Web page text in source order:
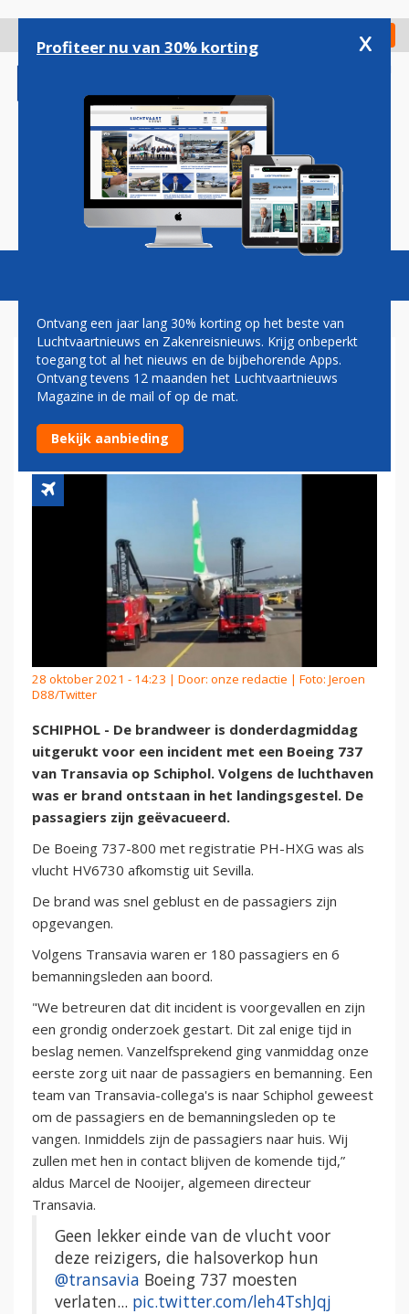
gaan
Check in
Magazine Podcasts Vacatures
BRANDWEER RUKT UIT VOOR
INCIDENT MET TRANSAVIA-
TOESTEL OP SCHIPHOL
28 oktober 2021 - 14:23 | Door: onze redactie | Foto: Jeroen
D88/Twitter
SCHIPHOL - De brandweer is donderdagmiddag
uitgerukt voor een incident met een Boeing 737
van Transavia op Schiphol. Volgens de luchthaven
was er brand ontstaan in het landingsgestel. De
passagiers zijn geëvacueerd.
De Boeing 737-800 met registratie PH-HXG was als
vlucht HV6730 afkomstig uit Sevilla.
De brand was snel geblust en de passagiers zijn
opgevangen.
Volgens Transavia waren er 180 passagiers en 6
bemanningsleden aan boord.
"We betreuren dat dit incident is voorgevallen en zijn
een grondig onderzoek gestart. Dit zal enige tijd in
beslag nemen. Vanzelfsprekend ging vanmiddag onze
eerste zorg uit naar de passagiers en bemanning. Een
team van Transavia-collega's is naar Schiphol geweest
om de passagiers en de bemanningsleden op te
vangen. Inmiddels zijn de passagiers naar huis. Wij
zullen met hen in contact blijven de komende tijd,”
aldus Marcel de Nooijer, algemeen directeur
Transavia.
Geen lekker einde van de vlucht voor
deze reizigers, die halsoverkop hun
@transavia Boeing 737 moesten
verlaten... pic.twitter.com/leh4TshJqj
Profiteer nu van 30% korting x
Ontvang een jaar lang 30% korting op het beste van
Luchtvaartnieuws en Zakenreisnieuws. Krijg onbeperkt
toegang tot al het nieuws en de bijbehorende Apps.
Ontvang tevens 12 maanden het Luchtvaartnieuws
Magazine in de mail of op de mat.
Bekijk aanbieding